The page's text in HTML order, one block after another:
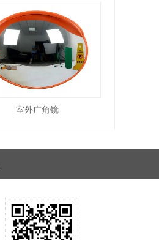
室外广角镜